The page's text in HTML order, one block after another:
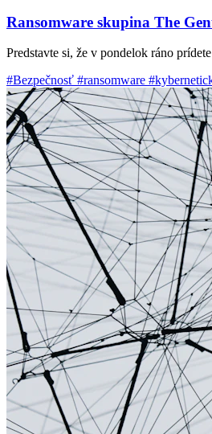
Ransomware skupina The
Predstavte si, že v pondelok ráno
#Bezpečnosť #ransomware